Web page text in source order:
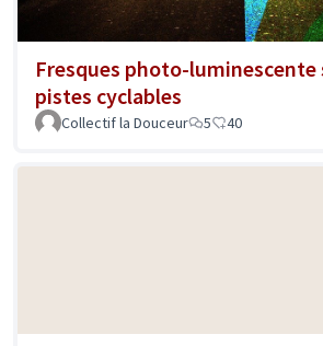
Fresques photo-luminescente
pistes cyclables
Collectif la Douceur 5 40